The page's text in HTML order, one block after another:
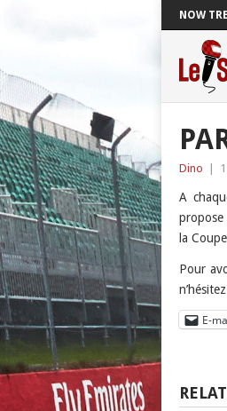
NOW
Dino
A
propose
la
Pour
E-